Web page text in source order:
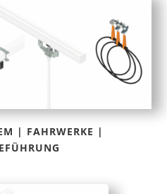
| FAHRWERKE |